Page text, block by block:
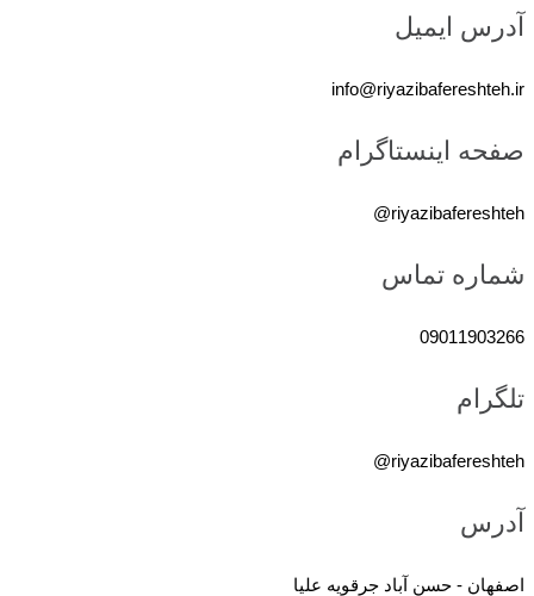
آدرس ایمیل
info@riyazibafereshteh.ir
صفحه اینستاگرام
riyazibafereshteh@
شماره تماس
09011903266
تلگرام
riyazibafereshteh@
آدرس
اصفهان - حسن آباد جرقویه علیا